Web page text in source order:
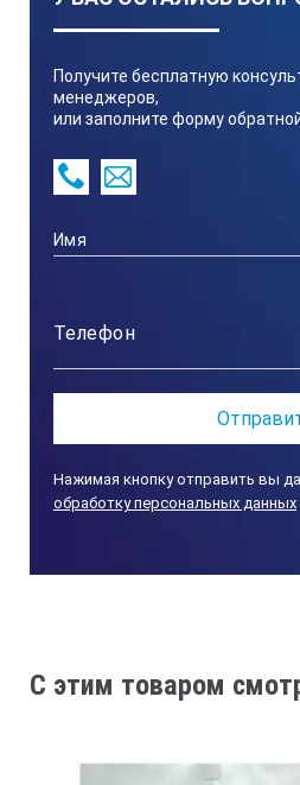
измерения
LEV015.98.22002
PHC10105
полевой
0 — 50 °C
2 — 14 pH
CDC40105
Получите бесплатную
менеджеров,
или заполните форму
Нажимая кнопку отправить вы
обработку персональных данных
C этим товаром